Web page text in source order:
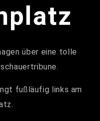
über eine tolle
fußläufig links am